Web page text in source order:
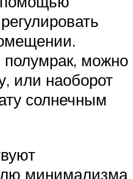
можно
или наоборот
солнечным
минимализма